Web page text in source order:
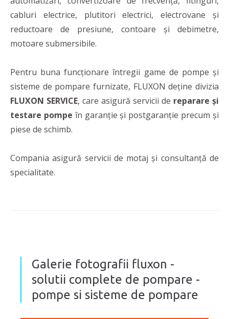
cabluri electrice, plutitori electrici, electrovane și
reductoare de presiune, contoare și debimetre,
motoare submersibile.
Pentru buna funcționare întregii game de pompe și
sisteme de pompare furnizate, FLUXON deține divizia
FLUXON SERVICE, care asigură servicii de reparare și
testare pompe în garanție și postgaranție precum și
piese de schimb.
Compania asigură servicii de motaj și consultanță de
specialitate.
Galerie fotografii fluxon -
solutii complete de pompare -
pompe si sisteme de pompare